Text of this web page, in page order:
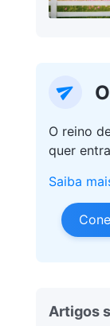
O reino
quer
Saiba
Artigos